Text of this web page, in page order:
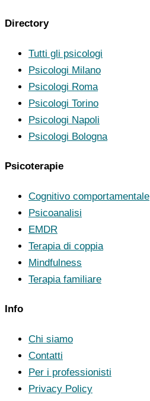
Directory
Tutti gli psicologi
Psicologi Milano
Psicologi Roma
Psicologi Torino
Psicologi Napoli
Psicologi Bologna
Psicoterapie
Cognitivo comportamentale
Psicoanalisi
EMDR
Terapia di coppia
Mindfulness
Terapia familiare
Info
Chi siamo
Contatti
Per i professionisti
Privacy Policy